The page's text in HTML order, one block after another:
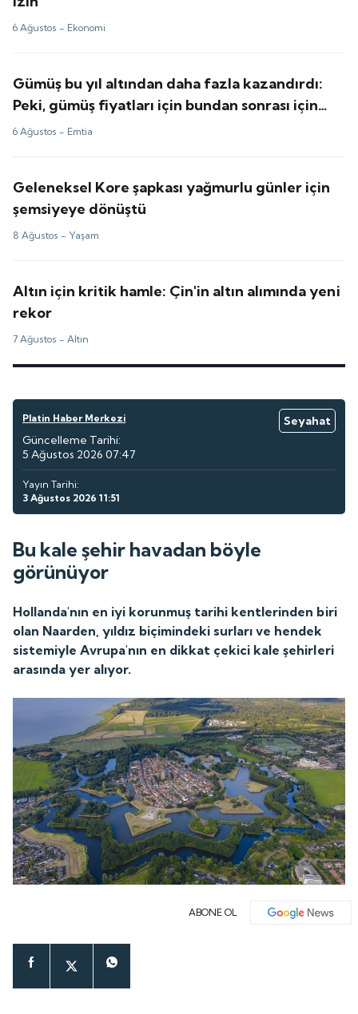
6 Ağustos - Ekonomi
Gümüş bu yıl altından daha fazla kazandırdı:
Peki, gümüş fiyatları için bundan sonrası için
tahminler ne?
6 Ağustos - Emtia
Geleneksel Kore şapkası yağmurlu günler için
şemsiyeye dönüştü
8 Ağustos - Yaşam
Altın için kritik hamle: Çin'in altın alımında yeni
rekor
7 Ağustos -Altın
Platin Haber Merkezi
Seyahat
Güncelleme Tarihi:
5 Ağustos 2026 07:47
Yayın Tarihi:
3 Ağustos 2026 11:51
Bu kale şehir havadan böyle
görünüyor
Hollanda'nın en iyi korunmuş tarihi kentlerinden biri
olan Naarden, yıldız biçimindeki surları ve hendek
sistemiyle Avrupa'nın en dikkat çekici kale şehirleri
arasında yer alıyor.
ABONE OL